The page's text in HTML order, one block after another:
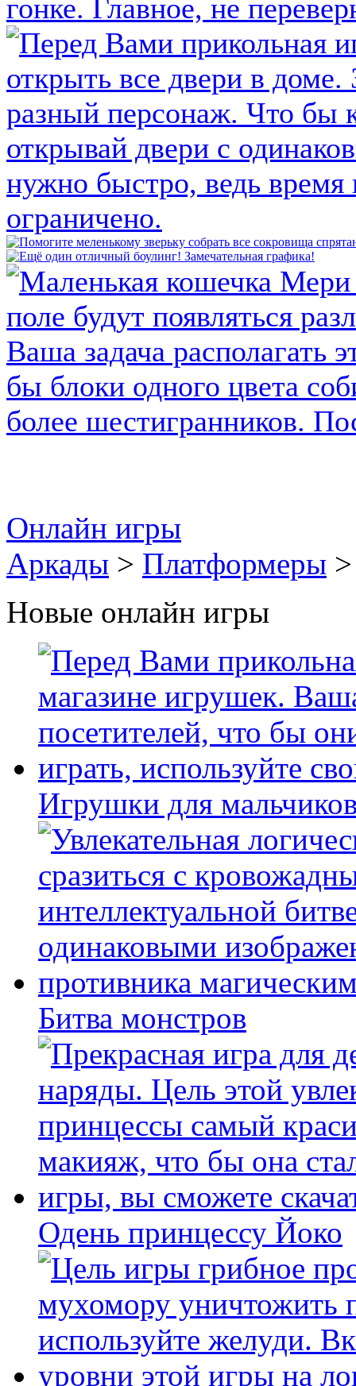
Онлайн игры
Аркады > Платформеры
Новые онлайн игры
Игрушки для
Битва монстров
Одень принцессу Йоко